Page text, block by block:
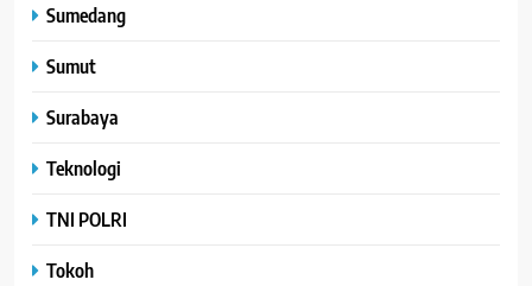
Sumedang
Sumut
Surabaya
Teknologi
TNI POLRI
Tokoh